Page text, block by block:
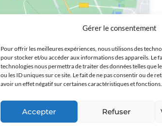
Gérer le consentement
Pour offrir les meilleures expériences, nous utilisons des
pour stocker et/ou accéder aux informations des appareils. Le
technologies nous permettra de traiter des données telles que
ou les ID uniques sur ce site. Le fait de ne pas consentir ou de
avoir un effet négatif sur certaines caractéristiques et fonctions.
Accepter Refuser